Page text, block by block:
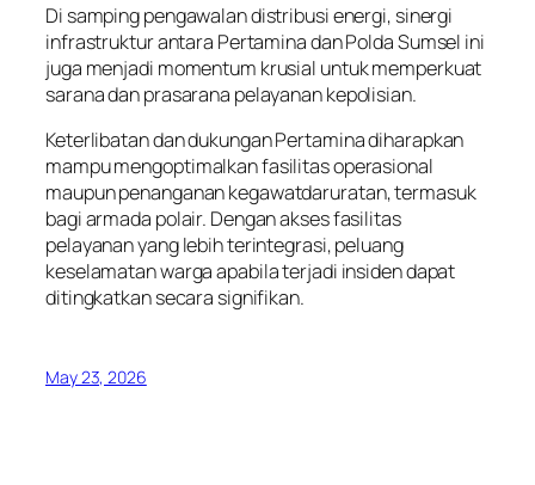
Di samping pengawalan distribusi energi, sinergi
infrastruktur antara Pertamina dan Polda Sumsel ini
juga menjadi momentum krusial untuk memperkuat
sarana dan prasarana pelayanan kepolisian.
Keterlibatan dan dukungan Pertamina diharapkan
mampu mengoptimalkan fasilitas operasional
maupun penanganan kegawatdaruratan, termasuk
bagi armada polair. Dengan akses fasilitas
pelayanan yang lebih terintegrasi, peluang
keselamatan warga apabila terjadi insiden dapat
ditingkatkan secara signifikan.
May 23, 2026